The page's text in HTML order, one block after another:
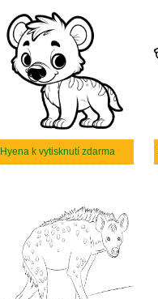
Hyena k vytisknutí zdarma